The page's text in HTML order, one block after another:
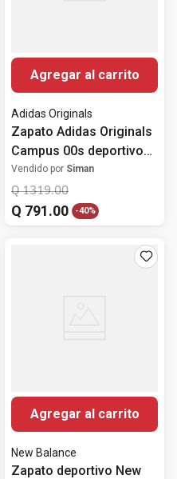
Agregar al carrito
Adidas Originals
Zapato Adidas Originals
Campus 00s deportivo
casual azul para hombre
Vendido por Siman
Q 1319.00
Q 791.00 -40%
Agregar al carrito
New Balance
Zapato deportivo New